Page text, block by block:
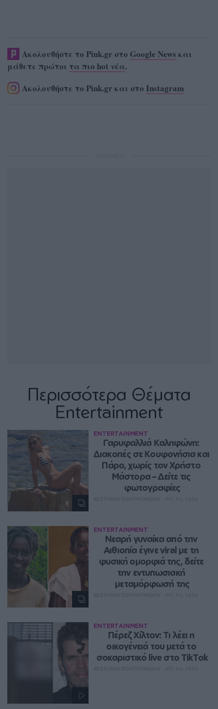
Ακολουθήστε το Pink.gr στο Google News και
μάθετε πρώτοι τα πιο hot νέα.
Ακολουθήστε το Pink.gr και στο Instagram
Περισσότερα Θέματα
Entertainment
ENTERTAINMENT
Γαρυφαλλιά Καληφώνη:
Διακοπές σε Κουφονήσια και
Πάρο, χωρίς τον Χρήστο
Μάστορα – Δείτε τις
φωτογραφίες
ENTERTAINMENT
Νεαρή γυναίκα από την
Αιθιοπία έγινε viral με τη
φυσική ομορφιά της, δείτε
την εντυπωσιακή
μεταμόρφωσή της
ENTERTAINMENT
Πέρεζ Χίλτον: Τι λέει η
οικογένειά του μετά το
σοκαριστικό live στο TikTok